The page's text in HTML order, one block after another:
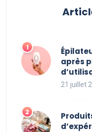
après
21 juillet